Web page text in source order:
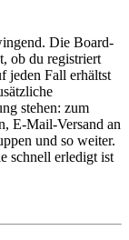
Die Board-
ob du registriert
jeden Fall erhältst
stehen: zum
E-Mail-Versand an
und so weiter.
schnell erledigt ist